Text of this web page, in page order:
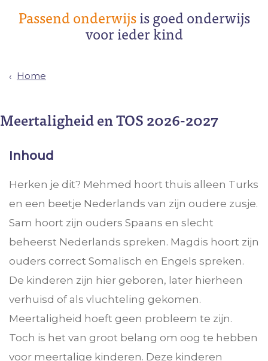
Passend onderwijsis goed onderwijs
voor ieder kind
Home
Meertaligheid en TOS 2026-2027
Inhoud
Herken je dit? Mehmed hoort thuis alleen Turks
en een beetje Nederlands van zijn oudere zusje.
Sam hoort zijn ouders Spaans en slecht
beheerst Nederlands spreken. Magdis hoort zijn
ouders correct Somalisch en Engels spreken.
De kinderen zijn hier geboren, later hierheen
verhuisd of als vluchteling gekomen.
Meertaligheid hoeft geen probleem te zijn.
Toch is het van groot belang om oog te hebben
voor meertalige kinderen. Deze kinderen